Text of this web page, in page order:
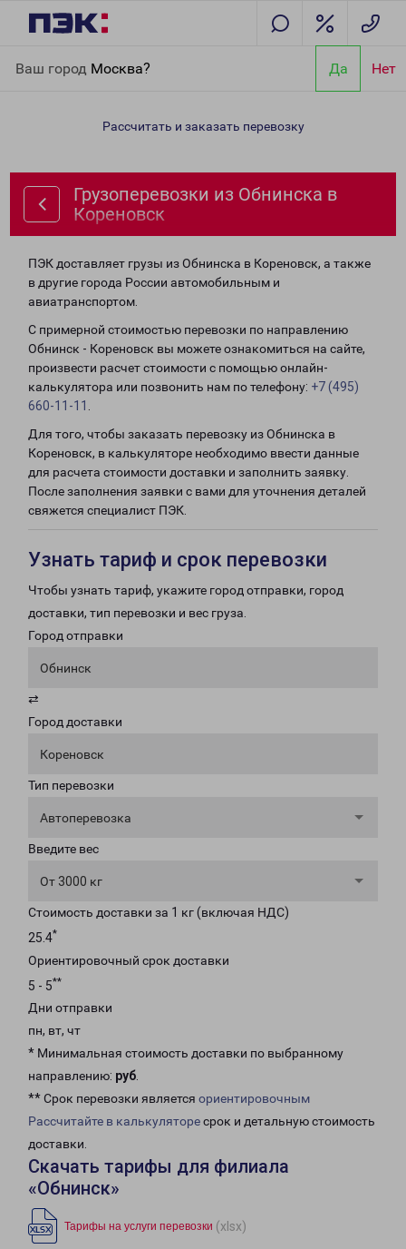
Ваш город Москва? Да Нет
Кореновск
Рассчитать и заказать перевозку
Грузоперевозки из Обнинска в
Кореновск
ПЭК доставляет грузы из Обнинска в Кореновск, а также
в другие города России автомобильным и
авиатранспортом.
С примерной стоимостью перевозки по направлению
Обнинск - Кореновск вы можете ознакомиться на сайте,
произвести расчет стоимости с помощью онлайн-
калькулятора или позвонить нам по телефону: +7 (495)
660-11-11
Для того, чтобы заказать перевозку из Обнинска в
Кореновск, в калькуляторе необходимо ввести данные
для расчета стоимости доставки и заполнить заявку.
После заполнения заявки с вами для уточнения деталей
свяжется специалист ПЭК.
Узнать тариф и срок перевозки
Чтобы узнать тариф, укажите город отправки, город
доставки, тип перевозки и вес груза.
Город отправки
Обнинск
⇄
Город доставки
Кореновск
Тип перевозки
Автоперевозка
Введите вес
От 3000 кг
Стоимость доставки за 1 кг (включая НДС)
25.4*
Ориентировочный срок доставки
5 - 5**
Дни отправки
пн, вт, чт
* Минимальная стоимость доставки по выбранному
направлению: руб.
** Срок перевозки является ориентировочным
Рассчитайте в калькуляторесрок и детальную стоимость
доставки.
Скачать тарифы для филиала
«Обнинск»
Тарифы на услуги перевозки (xlsx)